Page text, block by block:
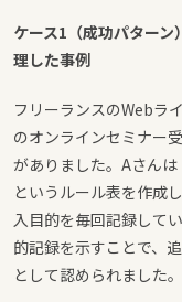
ケース1（成功パター
理した事例
フリーランスのWebラ
のオンラインセミナー
がありました。Aさんは
というルール表を作成
入目的を毎回記録して
的記録を示すことで、
として認められました。